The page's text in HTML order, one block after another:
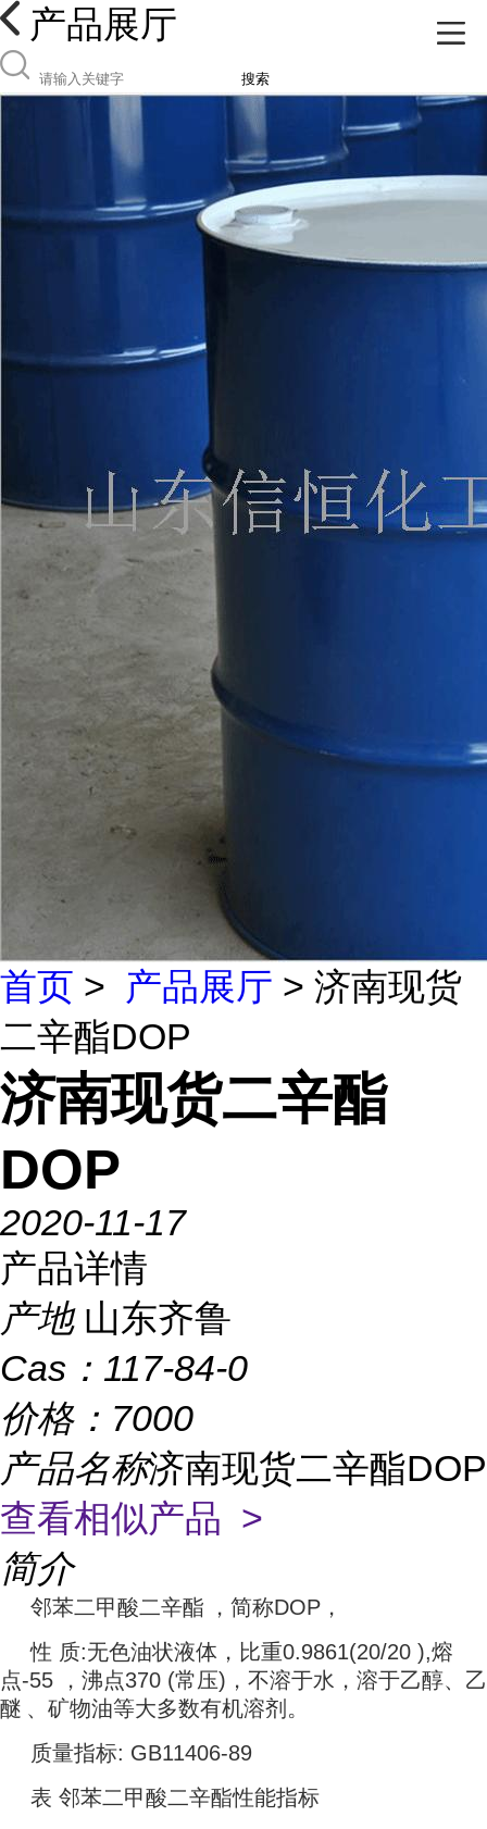
产品展厅
搜索
首页 > 产品展厅 > 济南现货
二辛酯DOP
济南现货二辛酯
DOP
2020-11-17
产品详情
产地 山东齐鲁
Cas： 117-84-0
价格： 7000
产品名称济南现货二辛酯DOP
查看相似产品 >
简介
邻苯二甲酸二辛酯
，简称DOP，
性 质:无色油状液体，比重0.9861(20/20 ),熔
点-55 ，沸点370 (常压)，不溶于水，溶于乙醇、 乙
醚 、矿物油等大多数有机溶剂。
质量指标: GB11406-89
表 邻苯二甲酸二辛酯性能指标